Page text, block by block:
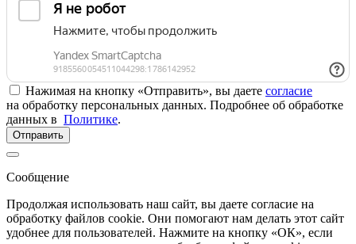
Нажимая на кнопку «Отправить», вы даете согласие
на обработку персональных данных. Подробнее об обработке
данных в Политике.
Отправить
Сообщение
Продолжая использовать наш сайт, вы даете согласие на
обработку файлов cookie. Они помогают нам делать этот сайт
удобнее для пользователей. Нажмите на кнопку «ОК», если